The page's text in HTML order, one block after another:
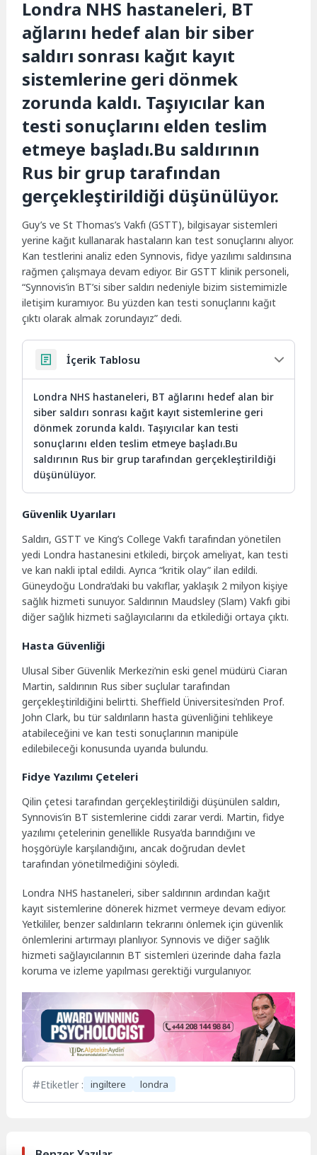
Londra NHS hastaneleri, BT
ağlarını hedef alan bir siber
saldırı sonrası kağıt kayıt
sistemlerine geri dönmek
zorunda kaldı. Taşıyıcılar kan
testi sonuçlarını elden teslim
etmeye başladı.Bu saldırının
Rus bir grup tarafından
gerçekleştirildiği düşünülüyor.
Guy’s ve St Thomas’s Vakfı (GSTT), bilgisayar sistemleri
yerine kağıt kullanarak hastaların kan test sonuçlarını alıyor.
Kan testlerini analiz eden Synnovis, fidye yazılımı saldırısına
rağmen çalışmaya devam ediyor. Bir GSTT klinik personeli,
“Synnovis’in BT’si siber saldırı nedeniyle bizim sistemimizle
iletişim kuramıyor. Bu yüzden kan testi sonuçlarını kağıt
çıktı olarak almak zorundayız” dedi.
İçerik Tablosu
Londra NHS hastaneleri, BT ağlarını hedef alan bir
siber saldırı sonrası kağıt kayıt sistemlerine geri
dönmek zorunda kaldı. Taşıyıcılar kan testi
sonuçlarını elden teslim etmeye başladı.Bu
saldırının Rus bir grup tarafından gerçekleştirildiği
düşünülüyor.
Güvenlik Uyarıları
Saldırı, GSTT ve King’s College Vakfı tarafından yönetilen
yedi Londra hastanesini etkiledi, birçok ameliyat, kan testi
ve kan nakli iptal edildi. Ayrıca “kritik olay” ilan edildi.
Güneydoğu Londra’daki bu vakıflar, yaklaşık 2 milyon kişiye
sağlık hizmeti sunuyor. Saldırının Maudsley (Slam) Vakfı gibi
diğer sağlık hizmeti sağlayıcılarını da etkilediği ortaya çıktı.
Hasta Güvenliği
Ulusal Siber Güvenlik Merkezi’nin eski genel müdürü Ciaran
Martin, saldırının Rus siber suçlular tarafından
gerçekleştirildiğini belirtti. Sheffield Üniversitesi’nden Prof.
John Clark, bu tür saldırıların hasta güvenliğini tehlikeye
atabileceğini ve kan testi sonuçlarının manipüle
edilebileceği konusunda uyarıda bulundu.
Fidye Yazılımı Çeteleri
Qilin çetesi tarafından gerçekleştirildiği düşünülen saldırı,
Synnovis’in BT sistemlerine ciddi zarar verdi. Martin, fidye
yazılımı çetelerinin genellikle Rusya’da barındığını ve
hoşgörüyle karşılandığını, ancak doğrudan devlet
tarafından yönetilmediğini söyledi.
Londra NHS hastaneleri, siber saldırının ardından kağıt
kayıt sistemlerine dönerek hizmet vermeye devam ediyor.
Yetkililer, benzer saldırıların tekrarını önlemek için güvenlik
önlemlerini artırmayı planlıyor. Synnovis ve diğer sağlık
hizmeti sağlayıcılarının BT sistemleri üzerinde daha fazla
koruma ve izleme yapılması gerektiği vurgulanıyor.
Etiketler : ingiltere londra